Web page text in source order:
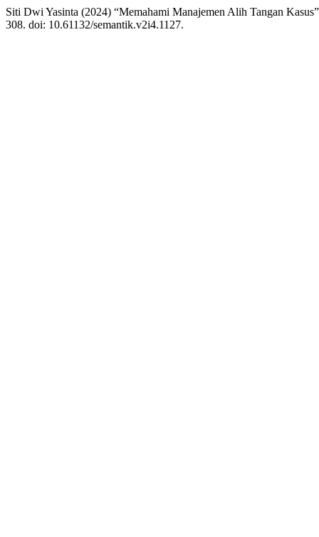
Siti Dwi Yasinta (2024) “Memahami Manajemen Alih Tangan
308. doi: 10.61132/semantik.v2i4.1127.